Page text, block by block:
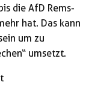
die AfD Rems-
hat. Das kann
um zu
umsetzt.